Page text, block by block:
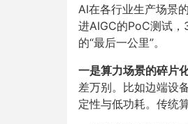
AI在各行业生产场景
进AIGC的PoC测试
的“最后一公里”。
一是算力场景的碎片化
差万别。比如边端设
定性与低功耗。传统